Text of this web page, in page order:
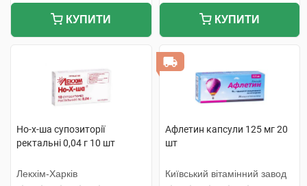
КУПИТИ КУПИТИ
Но-х-ша супозиторії
ректальні 0,04 г 10 шт
Лекхім-Харків
Афлетин капсули 125 мг 20
шт
Київський вітамінний завод